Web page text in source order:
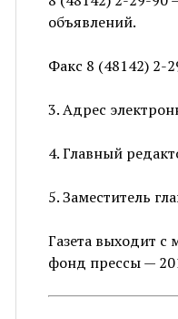
объявлений.
Факс 8 (48142) 2-
3. Адрес
4. Главный
5. Заместитель
Газета выходит с
фонд прессы —